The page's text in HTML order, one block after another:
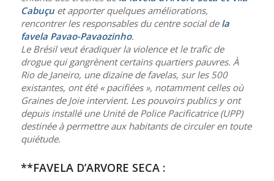
Cabuçuet apporter quelques améliorations,
rencontrer les responsables du centre social de la
favela Pavao-Pavaozinho.
Le Brésil veut éradiquer la violence et le trafic de
drogue qui gangrènent certains quartiers pauvres. À
Rio de Janeiro, une dizaine de favelas, sur les 500
existantes, ont été « pacifiées », notamment celles où
Graines de Joie intervient. Les pouvoirs publics y ont
depuis installé une Unité de Police Pacificatrice (UPP)
destinée à permettre aux habitants de circuler en toute
quiétude.
**FAVELA D’ARVORE SECA :